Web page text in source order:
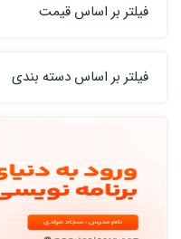
فیلتر بر اساس قیمت
فیلتر بر اساس دسته بندی